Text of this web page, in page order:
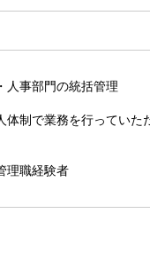
人事部門の統括管理
制で業務を行っていた
理職経験者